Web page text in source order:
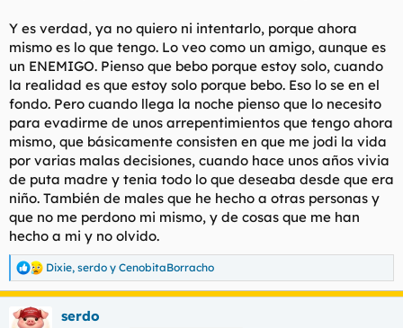
Y es verdad, ya no quiero ni intentarlo, porque ahora
mismo es lo que tengo. Lo veo como un amigo, aunque es
un ENEMIGO. Pienso que bebo porque estoy solo, cuando
la realidad es que estoy solo porque bebo. Eso lo se en el
fondo. Pero cuando llega la noche pienso que lo necesito
para evadirme de unos arrepentimientos que tengo ahora
mismo, que básicamente consisten en que me jodi la vida
por varias malas decisiones, cuando hace unos años vivia
de puta madre y tenia todo lo que deseaba desde que era
niño. También de males que he hecho a otras personas y
que no me perdono mi mismo, y de cosas que me han
hecho a mi y no olvido.
R
e
a
c
Dixie, serdo y CenobitaBorracho
serdo